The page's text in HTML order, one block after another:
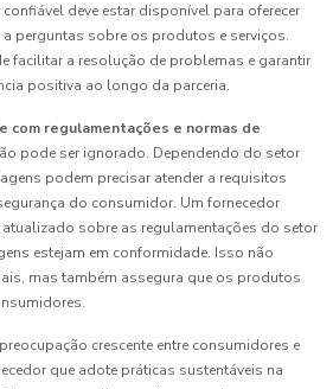
deve estar disponível para oferecer
perguntas sobre os produtos e serviços.
facilitar a resolução de problemas e garantir
positiva ao longo da parceria.
com regulamentações e normas de
pode ser ignorado. Dependendo do setor
podem precisar atender a requisitos
do consumidor. Um fornecedor
atualizado sobre as regulamentações do setor
estejam em conformidade. Isso não
mas também assegura que os produtos
crescente entre consumidores e
que adote práticas sustentáveis na